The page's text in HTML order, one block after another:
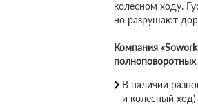
колесном ходу.
но разрушают
Компания
полноповоротных
В наличии
и колесный ход)